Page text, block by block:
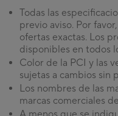
Todas las
previo aviso. Por
ofertas exactas. Los
disponibles en todos
Color de la PCI y las
sujetas a cambios sin
Los nombres de las
marcas comerciales